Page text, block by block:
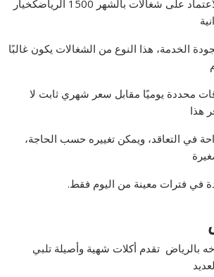
تفضل بعض العائلات الاعتماد على شغالات بالشهر 1500 الرياضكخيار
الخدمة، هذا النوع من الشغالات يكون غالبًا
محددة يوميًا مقابل سعر شهري ثابت لا
في التعاقد، ويمكن تغييره حسب الحاجة،
في فترات معينة من اليوم فقط.
بالرياض تقدم أكلات شهية وأصيلة تلبي